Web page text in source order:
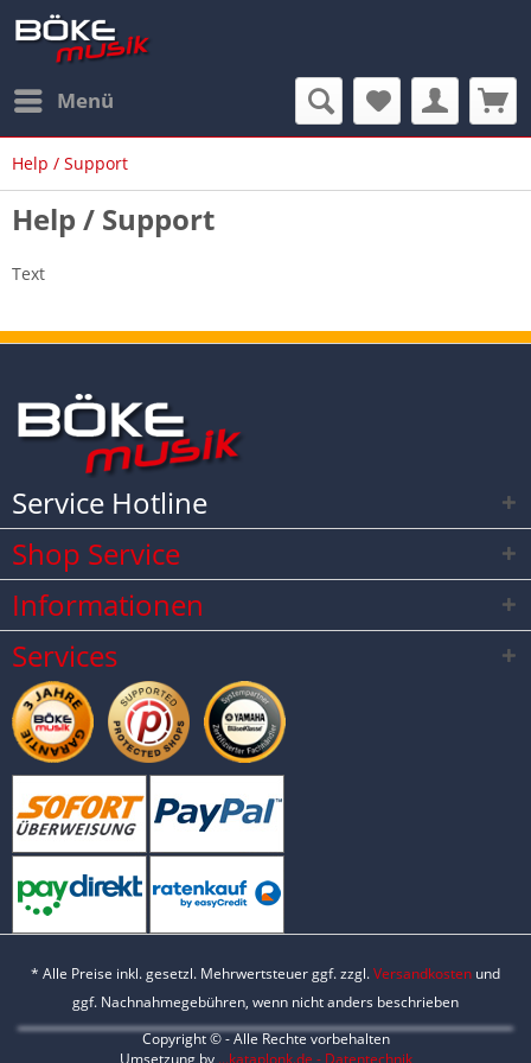
Menü
Help / Support
Help / Support
Text
Service Hotline
Shop Service
Informationen
Services
* Alle Preise inkl. gesetzl. Mehrwertsteuer ggf. zzgl.Versandkosten und
ggf. Nachnahmegebühren, wenn nicht anders beschrieben
Copyright © - Alle Rechte vorbehalten